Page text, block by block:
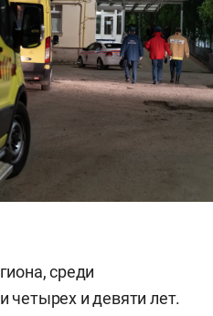
среди
четырех и девяти лет.